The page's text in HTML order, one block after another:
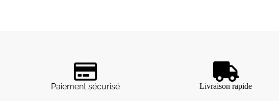
Paiement sécurisé Livraison rapide